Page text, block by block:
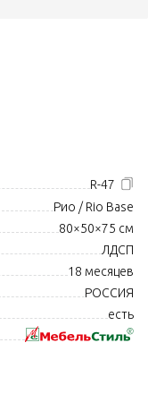
R-47
Рио / Rio Base
80×50×75 см
ЛДСП
18 месяцев
РОССИЯ
есть